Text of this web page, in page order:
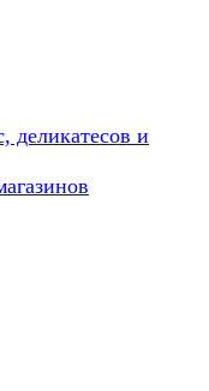
деликатесов и